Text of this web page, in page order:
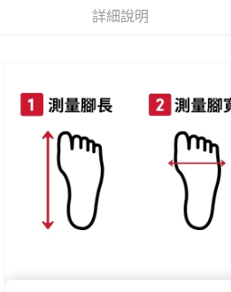
每筆NT$80，滿NT$800(含以上)免運費
離島郵局配送
每筆NT$90，滿NT$999(含以上)免運費
【宇迅國際】限一般住址，不支援智能櫃
詳細說明